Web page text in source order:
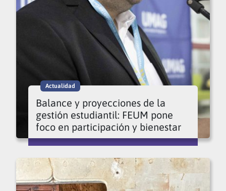
Actualidad
Balance y proyecciones de la
gestión estudiantil: FEUM pone
foco en participación y bienestar